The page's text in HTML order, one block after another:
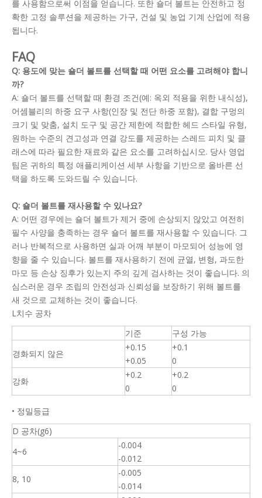
를 사용함으로써 이점을 얻습니다. 또한 숄더 볼트는 안전하고 정
확한 고정 솔루션을 제공하는 가구, 건설 및 농업 기계 산업에 적용
됩니다.
FAQ
Q: 용도에 맞는 숄더 볼트를 선택할 때 어떤 요소를 고려해야 합니
까?
A: 숄더 볼트를 선택할 때 환경 조건(예: 옥외 적용을 위한 내식성),
어셈블리의 하중 요구 사항(인장 및 전단 하중 포함), 결합 구멍의
크기 및 맞춤, 설치 도구 및 공간 제한에 적합한 헤드 스타일 유형,
원하는 수준의 견고성과 연결 강도를 제공하는 스레드 피치 및 클
래스에 따라 필요한 재료와 같은 요소를 고려하십시오. 당사 영업
팀은 귀하의 특정 애플리케이션 세부 사항을 기반으로 올바른 선
택을 하도록 도와드릴 수 있습니다.
Q: 숄더 볼트를 재사용할 수 있나요?
A: 어떤 경우에는 숄더 볼트가 제거 중에 손상되지 않았고 여전히
필수 사양을 충족하는 경우 숄더 볼트를 재사용할 수 있습니다. 그
러나 반복적으로 사용하면 실과 어깨 부분이 마모되어 성능에 영
향을 줄 수 있습니다. 볼트를 재사용하기 전에 균열, 변형, 과도한
마모 등 손상 징후가 있는지 주의 깊게 검사하는 것이 좋습니다. 의
심스러운 경우 조립의 안전성과 신뢰성을 보장하기 위해 볼트를
새 것으로 교체하는 것이 좋습니다.
L치수 공차
기준
구성 가능
경화되지 않은
+0.15
+0.05
+0.1
0
강화
+0.2
0
+0.2
0
• 정밀등급
D 공차(g6)
4~6
-0.004
-0.012
8, 10
-0.005
-0.014